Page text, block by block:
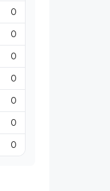
0
0
0
0
0
0
0